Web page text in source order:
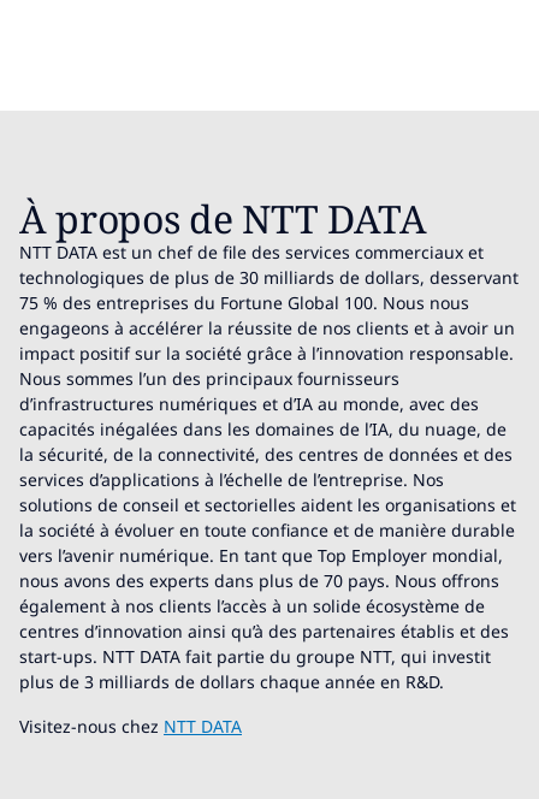
À propos de NTT DATA
NTT DATA est un chef de file des services commerciaux et
technologiques de plus de 30 milliards de dollars, desservant
75 % des entreprises du Fortune Global 100. Nous nous
engageons à accélérer la réussite de nos clients et à avoir un
impact positif sur la société grâce à l’innovation responsable.
Nous sommes l’un des principaux fournisseurs
d’infrastructures numériques et d’IA au monde, avec des
capacités inégalées dans les domaines de l’IA, du nuage, de
la sécurité, de la connectivité, des centres de données et des
services d’applications à l’échelle de l’entreprise. Nos
solutions de conseil et sectorielles aident les organisations et
la société à évoluer en toute confiance et de manière durable
vers l’avenir numérique. En tant que Top Employer mondial,
nous avons des experts dans plus de 70 pays. Nous offrons
également à nos clients l’accès à un solide écosystème de
centres d’innovation ainsi qu’à des partenaires établis et des
start-ups. NTT DATA fait partie du groupe NTT, qui investit
plus de 3 milliards de dollars chaque année en R&D.
Visitez-nous chez NTT DATA